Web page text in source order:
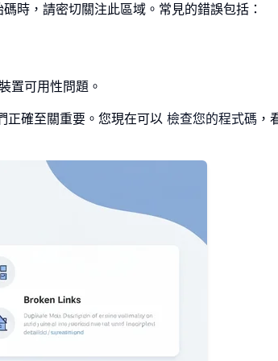
時，請密切關注此區域。常見的錯誤包括：
置可用性問題。
正確至關重要。您現在可以 檢查您的程式碼 ，